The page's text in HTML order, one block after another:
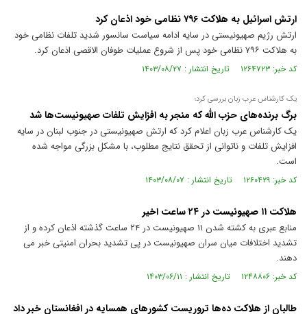
ارتش اسرائیل به هلاکت ۷۹۶ نظامی خود اذعان کرد
ارتش رژیم صهیونیستی در سایه ادامه سیاست سانسور شدید تلفات نظامی خود
به هلاکت ۷۹۶ نظامی خود پس از شروع عملیات طوفان الاقصی اذعان کرد.
کد خبر: ۱۲۶۴۷۲۳ تاریخ انتشار : ۱۴۰۳/۰۸/۲۷
یک کارشناس عرب زبان بررسی کرد؛
برگ برنده‌های حزب الله که منجر به افزایش تلفات صهیونیست‌ها شد
یک کارشناس عرب زبان اعلام کرد که ارتش صهیونیستی در جنوب لبنان در سایه
افزایش تلفات و ناتوانی از تحقق نتایج مطلوب، با مشکل بزرگی مواجه شده
است.
کد خبر: ۱۲۶۰۴۲۹ تاریخ انتشار : ۱۴۰۳/۰۸/۰۷
هلاکت ۱۱ صهیونیست در ۲۴ ساعت اخیر
منابع عبری به کشته شدن ۱۱ صهیونیست در ۲۴ ساعت گذشته اذعان کرده و از
تشدید اختلافات میان سران صهیونیست در پی تشدید بحران امنیتی خبر می
دهند.
کد خبر: ۱۲۴۸۸۰۶ تاریخ انتشار : ۱۴۰۳/۰۶/۱۱
طالبان از هلاکت ده‌ها تروریست کشورهای همسایه در افغانستان خبر داد